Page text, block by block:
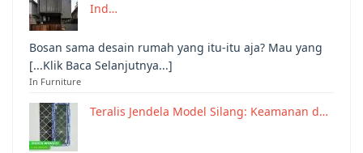
Ind…
Bosan sama desain rumah yang itu-itu aja? Mau yang
[...Klik Baca Selanjutnya...]
In Furniture
Teralis Jendela Model Silang: Keamanan d…